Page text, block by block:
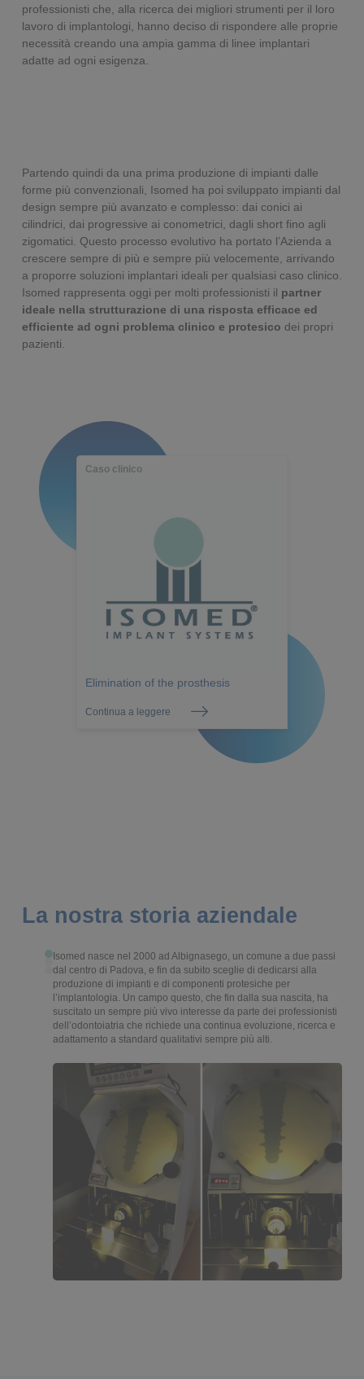
professionisti che, alla ricerca dei migliori strumenti per il loro
lavoro di implantologi, hanno deciso di rispondere alle proprie
necessità creando una ampia gamma di linee implantari
adatte ad ogni esigenza.
Partendo quindi da una prima produzione di impianti dalle
forme più convenzionali, Isomed ha poi sviluppato impianti dal
design sempre più avanzato e complesso: dai conici ai
cilindrici, dai progressive ai conometrici, dagli short fino agli
zigomatici. Questo processo evolutivo ha portato l’Azienda a
crescere sempre di più e sempre più velocemente, arrivando
a proporre soluzioni implantari ideali per qualsiasi caso clinico.
Isomed rappresenta oggi per molti professionisti il partner
ideale nella strutturazione di una risposta efficace ed
efficiente ad ogni problema clinico e protesico dei propri
pazienti.
Caso clinico
Elimination of the prosthesis
Continua a leggere
La nostra storia aziendale
0 Isomed nasce nel 2000 ad Albignasego, un comune a due passi
dal centro di Padova, e fin da subito sceglie di dedicarsi alla
produzione di impianti e di componenti protesiche per
l’implantologia. Un campo questo, che fin dalla sua nascita, ha
suscitato un sempre più vivo interesse da parte dei professionisti
dell’odontoiatria che richiede una continua evoluzione, ricerca e
adattamento a standard qualitativi sempre più alti.
Successivamente alle prime gamme di impianti, Isomed ha
intrapreso un lavoro di sviluppo dei suoi sistemi per minimizzare
lo stress e i traumi, arrivando così a progettare linee implantari
specifiche che da un lato garantissero il comfort del paziente e
dall’altro rendessero più agevole il lavoro del professionista.
Ad oggi, con vent’anni di storia alle spalle, Isomed non è più
soltanto un’azienda in grado di offrire ai suoi partner - in
Italia e nel Mondo - una tra le più ampie gamme di linee
implantari ora in commercio, ma è anche e soprattutto un
fornitore di servizi in grado di accompagnare il clinico e il
tecnico in ogni fase del loro lavoro e della loro formazione.